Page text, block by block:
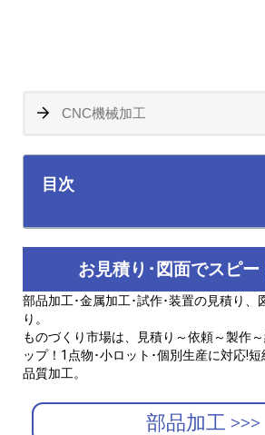
目次
お見積り･図面でスピー
部品加工･金属加工･試作･装置の見積り、
り。
ものづくり市場は、見積り～依頼～製作
ップ！1点物･小ロット･個別生産に対応!
品質加工。
部品加工 >>>